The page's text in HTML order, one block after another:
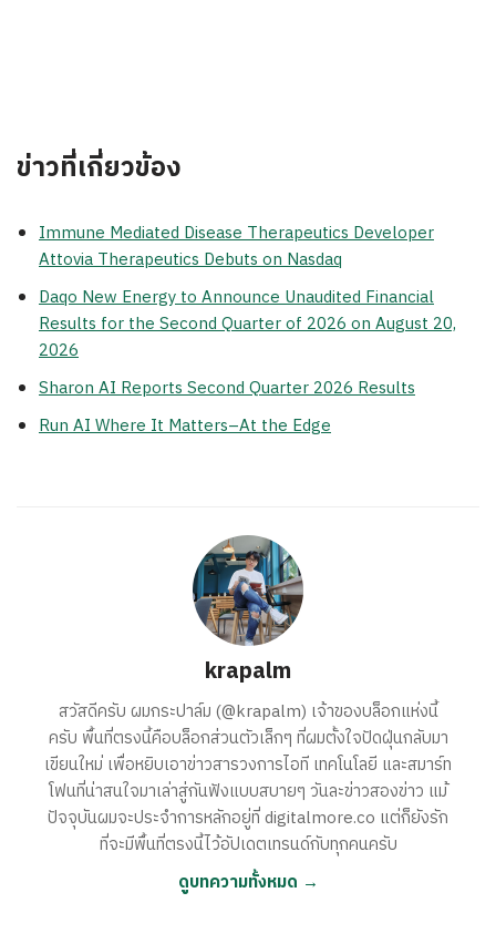
ข่าวที่เกี่ยวข้อง
Immune Mediated Disease Therapeutics Developer
Attovia Therapeutics Debuts on Nasdaq
Daqo New Energy to Announce Unaudited Financial
Results for the Second Quarter of 2026 on August 20,
2026
Sharon AI Reports Second Quarter 2026 Results
Run AI Where It Matters–At the Edge
krapalm
สวัสดีครับ ผมกระปาล์ม (@krapalm) เจ้าของบล็อกแห่งนี้
ครับ พื้นที่ตรงนี้คือบล็อกส่วนตัวเล็กๆ ที่ผมตั้งใจปัดฝุ่นกลับมา
เขียนใหม่ เพื่อหยิบเอาข่าวสารวงการไอที เทคโนโลยี และสมาร์ท
โฟนที่น่าสนใจมาเล่าสู่กันฟังแบบสบายๆ วันละข่าวสองข่าว แม้
ปัจจุบันผมจะประจำการหลักอยู่ที่ digitalmore.co แต่ก็ยังรัก
ที่จะมีพื้นที่ตรงนี้ไว้อัปเดตเทรนด์กับทุกคนครับ
ดูบทความทั้งหมด →